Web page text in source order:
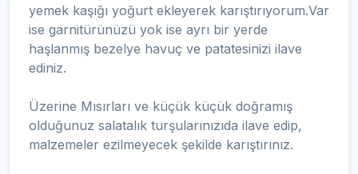
yemek kaşığı yoğurt ekleyerek karıştırıyorum.Var
ise garnitürünüzü yok ise ayrı bir yerde
haşlanmış bezelye havuç ve patatesinizi ilave
ediniz.
Üzerine Mısırları ve küçük küçük doğramış
olduğunuz salatalık turşularınızıda ilave edip,
malzemeler ezilmeyecek şekilde karıştırınız.